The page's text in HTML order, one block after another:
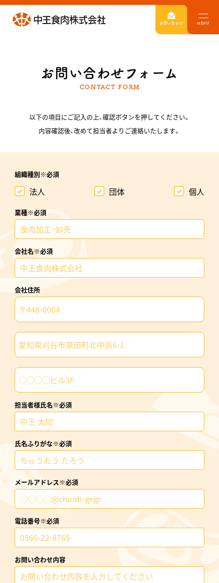
お問い合わせ MENU
お問い合わせフォーム
CONTACT FORM
以下の項目にご記入の上、確認ボタンを押してください。
内容確認後、改めて担当者よりご連絡いたします。
組織種別※必須
法人 団体 個人
業種※必須
会社名※必須
会社住所
担当者様氏名※必須
氏名ふりがな※必須
メールアドレス※必須
電話番号※必須
お問い合わせ内容